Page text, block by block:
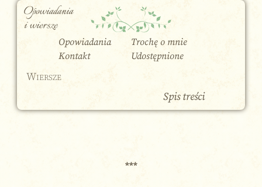
Opowiadania
i wiersze
Opowiadania
Trochę o mnie
Kontakt
Udostępnione
Wiersze
Spis treści
***